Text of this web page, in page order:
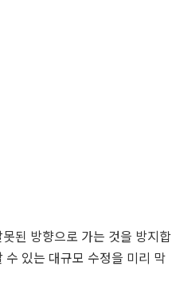
된 방향으로 가는 것을 방지합
있는 대규모 수정을 미리 막